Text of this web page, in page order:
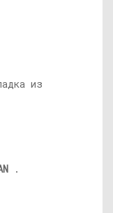
из
.